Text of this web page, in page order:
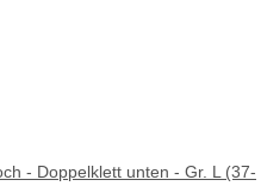
- Doppelklett unten - Gr. L (37-